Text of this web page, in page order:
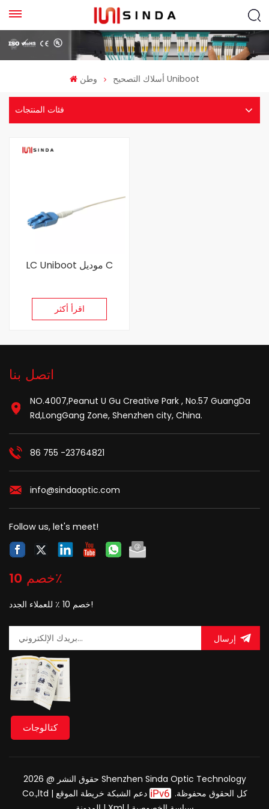
وطن أسلاك التصحيح Uniboot
فئات المنتجات
LC Uniboot موديل C
اقرأ أكثر
اتصل بنا
NO.4007,Peanut U Gu Creative Park , No.57 GuangDa
Rd,LongGang Zone, Shenzhen city, China.
86 755 -23764821
info@sindaoptic.com
Follow us, let's meet!
خصم 10٪
خصم 10 ٪ للعملاء الجدد!
إرسال
كتالوجات
حقوق النشر @ 2026 Shenzhen Sinda Optic Technology
Co.,ltd كل الحقوق محفوظة.
دعم الشبكة خريطة الموقع |